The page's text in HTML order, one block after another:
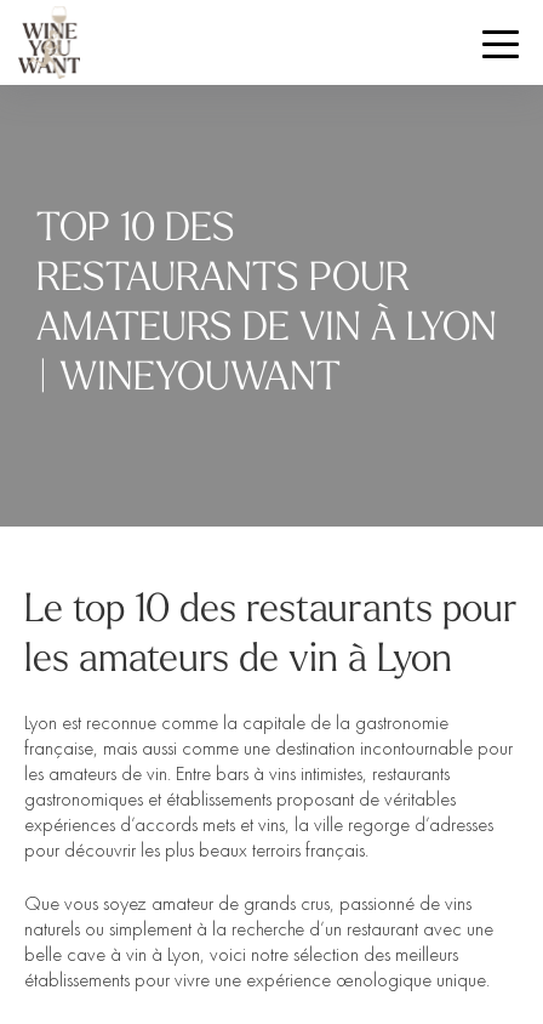
TOP 10 DES
RESTAURANTS POUR
AMATEURS DE VIN À LYON
| WINEYOUWANT
Le top 10 des restaurants pour
les amateurs de vin à Lyon
Lyon est reconnue comme la capitale de la gastronomie
française, mais aussi comme une destination incontournable pour
les amateurs de vin. Entre bars à vins intimistes, restaurants
gastronomiques et établissements proposant de véritables
expériences d’accords mets et vins, la ville regorge d’adresses
pour découvrir les plus beaux terroirs français.
Que vous soyez amateur de grands crus, passionné de vins
naturels ou simplement à la recherche d’un restaurant avec une
belle cave à vin à Lyon, voici notre sélection des meilleurs
établissements pour vivre une expérience œnologique unique.